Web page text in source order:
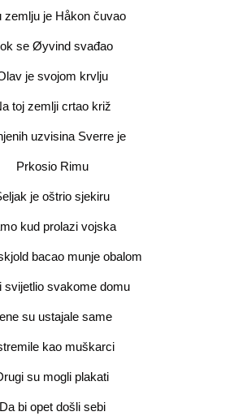
zemlju je Håkon čuvao
se Øyvind svađao
je svojom krvlju
toj zemlji crtao križ
uzvisina Sverre je
Prkosio Rimu
je oštrio sjekiru
kud prolazi vojska
bacao munje obalom
svijetlio svakome domu
su ustajale same
kao muškarci
su mogli plakati
Da bi opet došli sebi